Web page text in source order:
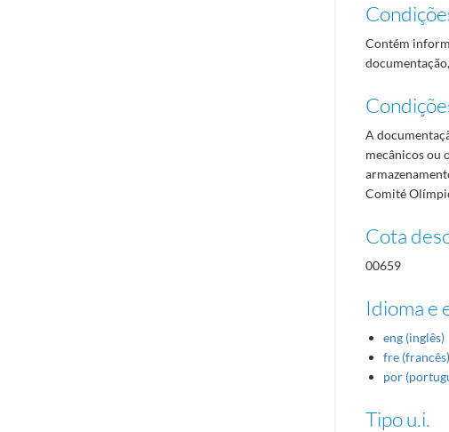
Contém
A
mecânicos ou
Comité
Cota
00659
Idioma e
eng (inglês)
fre (francês)
por
Tipo u.i.